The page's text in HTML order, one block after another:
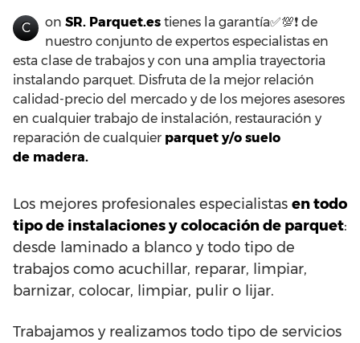
C on SR. Parquet.es tienes la garantía✅💯❗ de
nuestro conjunto de expertos especialistas en
esta clase de trabajos y con una amplia trayectoria
instalando parquet. Disfruta de la mejor relación
calidad-precio del mercado y de los mejores asesores
en cualquier trabajo de instalación, restauración y
reparación de cualquier parquet y/o suelo
de madera.
Los mejores profesionales especialistas en todo
tipo de instalaciones y colocación de parquet:
desde laminado a blanco y todo tipo de
trabajos como acuchillar, reparar, limpiar,
barnizar, colocar, limpiar, pulir o lijar.
Trabajamos y realizamos todo tipo de servicios